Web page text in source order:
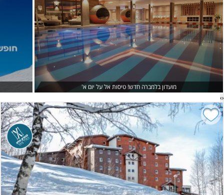
מועדון בלמברה חדש! טיסות אל על יום א'
‹
›